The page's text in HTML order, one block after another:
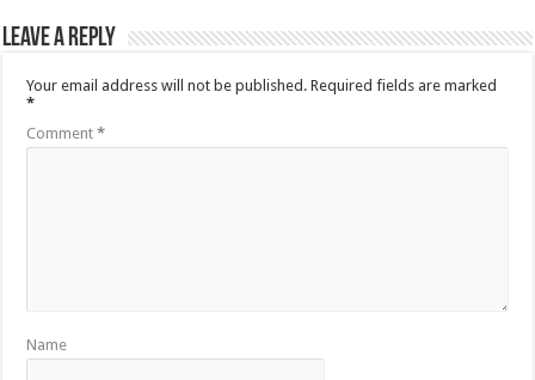
Leave a Reply
Your email address will not be published. Required fields are marked
*
Comment*
Name